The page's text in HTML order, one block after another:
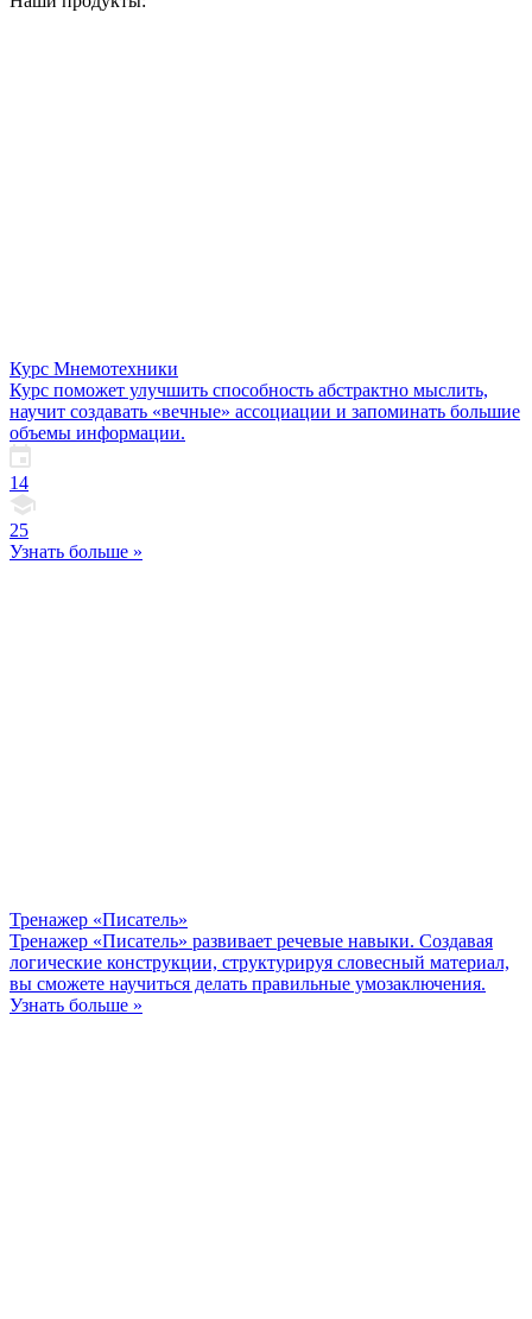
Курс Мнемотехники
Курс поможет улучшить способность абстрактно мыслить,
научит создавать «вечные» ассоциации и запоминать большие
объемы информации.
14
25
Узнать больше »
Тренажер «Писатель»
Тренажер «Писатель» развивает речевые навыки. Создавая
логические конструкции, структурируя словесный материал,
вы сможете научиться делать правильные умозаключения.
Узнать больше »